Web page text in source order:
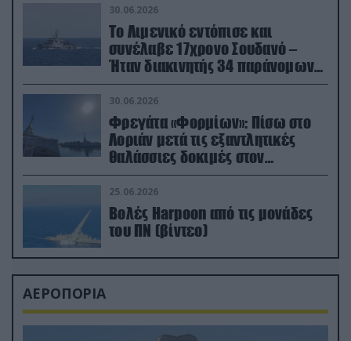
30.06.2026
Το Λιμενικό εντόπισε και
συνέλαβε 17χρονο Σουδανό –
Ήταν διακινητής 34 παράνομων
μεταναστών
30.06.2026
Φρεγάτα «Φορμίων»: Πίσω στο
Λοριάν μετά τις εξαντλητικές
θαλάσσιες δοκιμές στον
απαιτητικό Βισκαϊκό
25.06.2026
Βολές Harpoon από τις μονάδες
του ΠΝ (βίντεο)
ΑΕΡΟΠΟΡΙΑ